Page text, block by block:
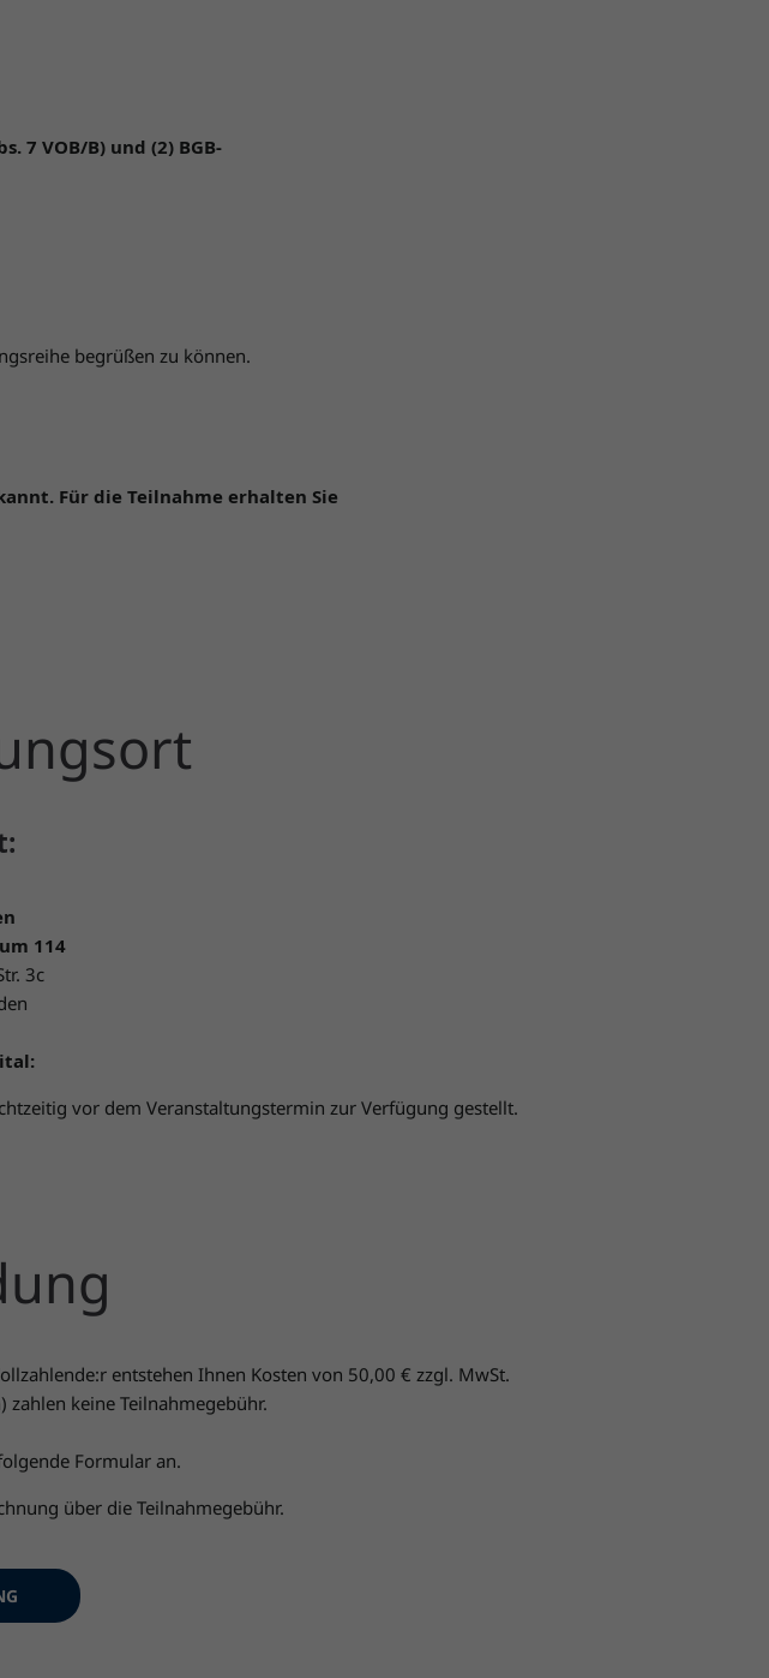
7 VOB/B) und (2) BGB-
begrüßen zu können.
Für die Teilnahme erhalten Sie
114
3c
vor dem Veranstaltungstermin zur Verfügung gestellt.
entstehen Ihnen Kosten von 50,00 € zzgl. MwSt.
keine Teilnahmegebühr.
Formular an.
über die Teilnahmegebühr.